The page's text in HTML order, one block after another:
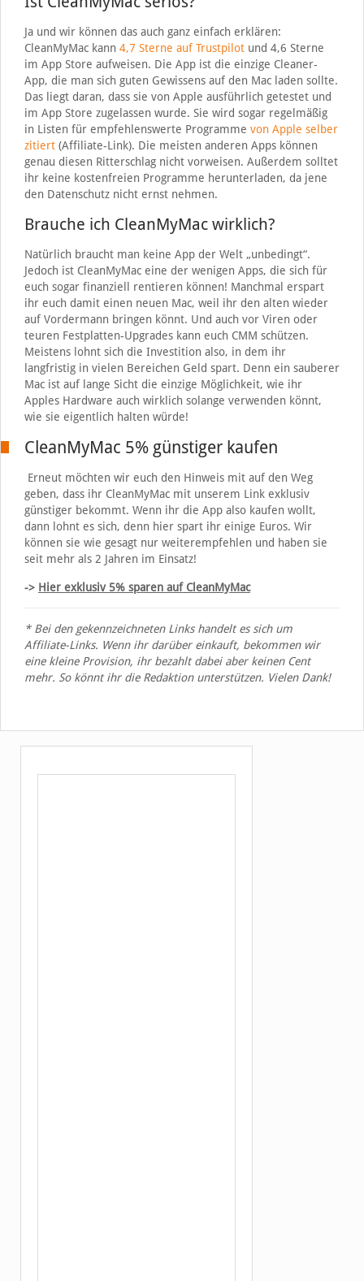
Ja und wir können das auch ganz einfach erklären:
CleanMyMac kann 4,7 Sterne auf Trustpilotund 4,6 Sterne
im App Store aufweisen. Die App ist die einzige Cleaner-
App, die man sich guten Gewissens auf den Mac laden sollte.
Das liegt daran, dass sie von Apple ausführlich getestet und
im App Store zugelassen wurde. Sie wird sogar regelmäßig
in Listen für empfehlenswerte Programme von Apple selber
zitiert(Affiliate-Link). Die meisten anderen Apps können
genau diesen Ritterschlag nicht vorweisen. Außerdem solltet
ihr keine kostenfreien Programme herunterladen, da jene
den Datenschutz nicht ernst nehmen.
Brauche ich CleanMyMac wirklich?
Natürlich braucht man keine App der Welt „unbedingt“.
Jedoch ist CleanMyMac eine der wenigen Apps, die sich für
euch sogar finanziell rentieren können! Manchmal erspart
ihr euch damit einen neuen Mac, weil ihr den alten wieder
auf Vordermann bringen könnt. Und auch vor Viren oder
teuren Festplatten-Upgrades kann euch CMM schützen.
Meistens lohnt sich die Investition also, in dem ihr
langfristig in vielen Bereichen Geld spart. Denn ein sauberer
Mac ist auf lange Sicht die einzige Möglichkeit, wie ihr
Apples Hardware auch wirklich solange verwenden könnt,
wie sie eigentlich halten würde!
CleanMyMac 5% günstiger kaufen
Erneut möchten wir euch den Hinweis mit auf den Weg
geben, dass ihr CleanMyMac mit unserem Link exklusiv
günstiger bekommt. Wenn ihr die App also kaufen wollt,
dann lohnt es sich, denn hier spart ihr einige Euros. Wir
können sie wie gesagt nur weiterempfehlen und haben sie
seit mehr als 2 Jahren im Einsatz!
-> Hier exklusiv 5% sparen auf CleanMyMac
* Bei den gekennzeichneten Links handelt es sich um
Affiliate-Links. Wenn ihr darüber einkauft, bekommen wir
eine kleine Provision, ihr bezahlt dabei aber keinen Cent
mehr. So könnt ihr die Redaktion unterstützen. Vielen Dank!